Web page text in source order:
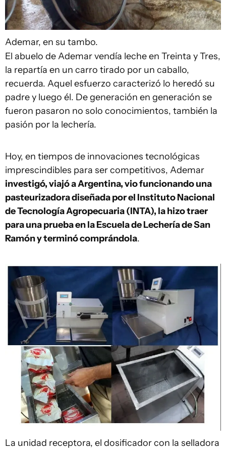
Ademar, en su tambo.
El abuelo de Ademar vendía leche en Treinta y Tres,
la repartía en un carro tirado por un caballo,
recuerda. Aquel esfuerzo caracterizó lo heredó su
padre y luego él. De generación en generación se
fueron pasaron no solo conocimientos, también la
pasión por la lechería.
Hoy, en tiempos de innovaciones tecnológicas
imprescindibles para ser competitivos, Ademar
investigó, viajó a Argentina, vio funcionando una
pasteurizadora diseñada por el Instituto Nacional
de Tecnología Agropecuaria (INTA), la hizo traer
para una prueba en la Escuela de Lechería de San
Ramón y terminó comprándola.
La unidad receptora, el dosificador con la selladora